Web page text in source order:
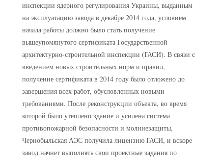
инспекции ядерного регулирования Украины, выданным
на эксплуатацию завода в декабре 2014 года, условием
начала работы должно было стать получение
вышеупомянутого сертификата Государственной
архитектурно-строительной инспекции (ГАСИ). В связи с
введением новых строительных норм и правил,
получение сертификата в 2014 году было отложено до
завершения всех работ, обусловленных новыми
требованиями. После реконструкции объекта, во время
которой было утеплено здание и усилена система
противопожарной безопасности и молниезащиты,
Чернобыльская АЭС получила лицензию ГАСИ, и вскоре
завод начнет выполнять свои проектные задания по